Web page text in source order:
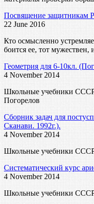
Посвящение защитникам
22 June 2016
Кто осмысленно
боится ее, тот
Геометрия для 6-10кл.
4 November 2014
Школьные учебники
Погорелов
Сборник задач для
Сканави. 1992г.).
4 November 2014
Школьные учебники
Систематический курс
4 November 2014
Школьные учебники